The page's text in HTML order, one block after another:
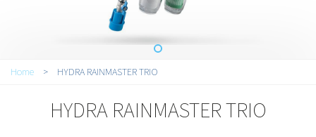
Tu sei qui
Home > HYDRA RAINMASTER TRIO
HYDRA RAINMASTER TRIO